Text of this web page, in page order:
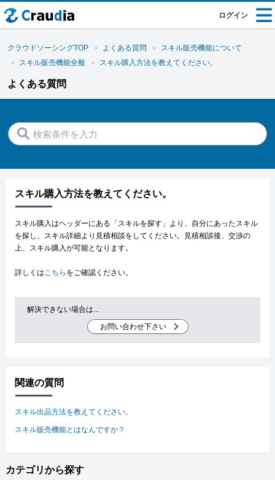
ログイン
クラウドソーシングTOP よくある質問
スキル販売機能について
スキル販売機能全般
スキル購入方法を教えてください。
よくある質問
スキル購入方法を教えてください。
スキル購入はヘッダーにある「スキルを探す」より、自分にあったスキル
を探し、スキル詳細より見積相談をしてください。見積相談後、交渉の
上、スキル購入が可能となります。
詳しくはこちら をご確認ください。
解決できない場合は...
お問い合わせ下さい
関連の質問
スキル出品方法を教えてください。
スキル販売機能とはなんですか？
カテゴリから探す